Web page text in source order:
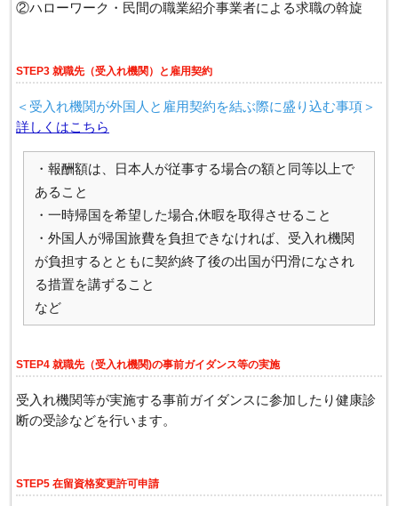
②ハローワーク・民間の職業紹介事業者による求職の斡旋
STEP3 就職先（受入れ機関）と雇用契約
＜受入れ機関が外国人と雇用契約を結ぶ際に盛り込む事項＞
詳しくはこちら
・報酬額は、日本人が従事する場合の額と同等以上で
あること
・一時帰国を希望した場合,休暇を取得させること
・外国人が帰国旅費を負担できなければ、受入れ機関
が負担するとともに契約終了後の出国が円滑になされ
る措置を講ずること
など
STEP4 就職先（受入れ機関)の事前ガイダンス等の実施
受入れ機関等が実施する事前ガイダンスに参加したり健康診
断の受診などを行います。
STEP5 在留資格変更許可申請